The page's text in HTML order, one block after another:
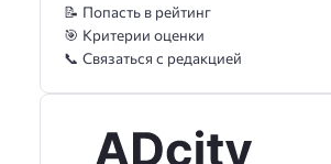
📝 Попасть в рейтинг
🎯 Критерии оценки
📞 Связаться с редакцией